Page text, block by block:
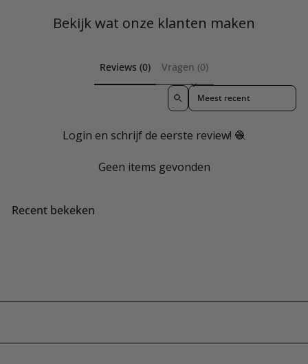
Bekijk wat onze klanten maken
Reviews (0) Vragen (0)
Sort reviews by
Login en schrijf de eerste review! 🧶
Geen items gevonden
Recent bekeken